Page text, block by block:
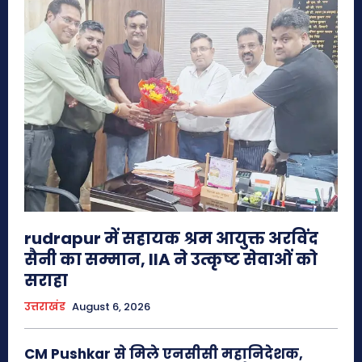
rudrapur में सहायक श्रम आयुक्त अरविंद
सैनी का सम्मान, IIA ने उत्कृष्ट सेवाओं को
सराहा
उत्तराखंड August 6, 2026
CM Pushkar से मिले एनसीसी महानिदेशक,